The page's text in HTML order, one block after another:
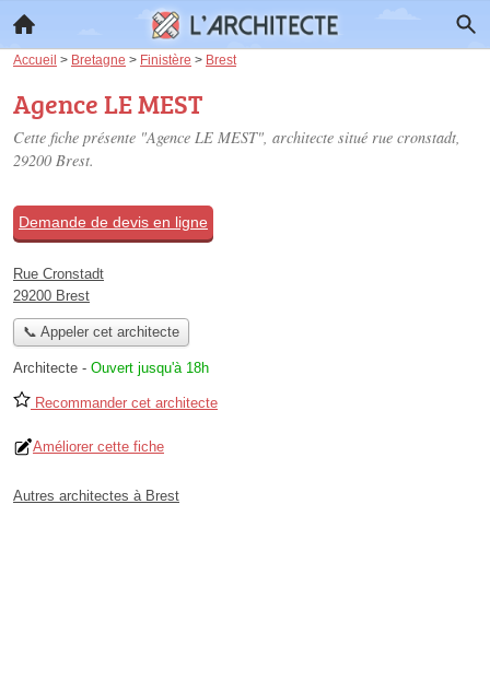
Accueil > Bretagne > Finistère > Brest
Agence LE MEST
Cette fiche présente "Agence LE MEST", architecte situé rue cronstadt,
29200 Brest.
Demande de devis en ligne
Rue Cronstadt
29200 Brest
📞 Appeler cet architecte
Architecte - Ouvert jusqu'à 18h
Recommander cet architecte
Améliorer cette fiche
Autres architectes à Brest